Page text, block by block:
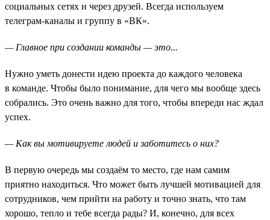
социальных сетях и через друзей. Всегда используем
телеграм-каналы и группу в «ВК».
— Главное при создании команды — это...
Нужно уметь донести идею проекта до каждого человека
в команде. Чтобы было понимание, для чего мы вообще здесь
собрались. Это очень важно для того, чтобы впереди нас ждал
успех.
— Как вы мотивируете людей и заботитесь о них?
В первую очередь мы создаём то место, где нам самим
приятно находиться. Что может быть лучшей мотивацией для
сотрудников, чем прийти на работу и точно знать, что там
хорошо, тепло и тебе всегда рады? И, конечно, для всех